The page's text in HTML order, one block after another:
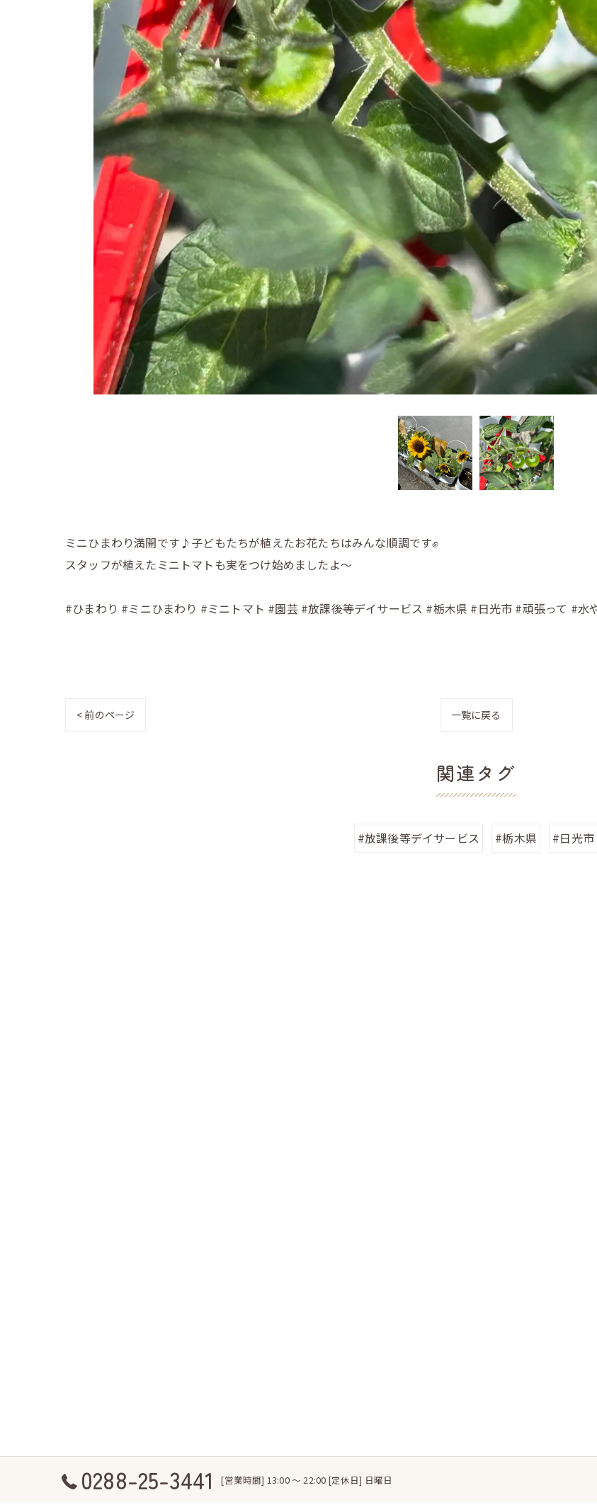
ミニひまわり満開です♪子どもたちが植えたお花たちはみんな順調です✊
スタッフが植えたミニトマトも実をつけ始めましたよ〜
#ひまわり #ミニひまわり #ミニトマト #園芸 #放課後等デイサービス #栃木県 #日光市 #頑張って #水
< 前のページ 一覧に戻る
関連タグ
#放課後等デイサービス #栃木県 #日光市
0288-25-3441 [営業時間] 13:00 ～ 22:00 [定休日] 日曜日